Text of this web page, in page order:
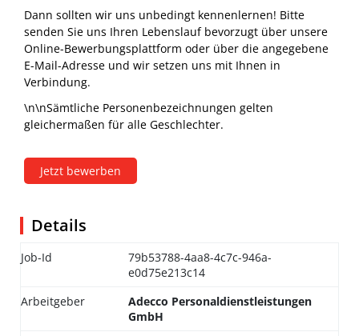
Dann sollten wir uns unbedingt kennenlernen! Bitte
senden Sie uns Ihren Lebenslauf bevorzugt über unsere
Online-Bewerbungsplattform oder über die angegebene
E-Mail-Adresse und wir setzen uns mit Ihnen in
Verbindung.
\n\nSämtliche Personenbezeichnungen gelten
gleichermaßen für alle Geschlechter.
Jetzt bewerben
Details
Job-Id
79b53788-4aa8-4c7c-946a-
e0d75e213c14
Arbeitgeber
Adecco Personaldienstleistungen
GmbH